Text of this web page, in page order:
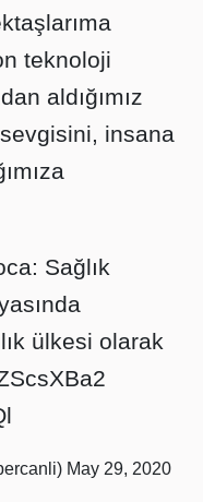
teknoloji
aldığımız
insana
Sağlık
ülkesi olarak
May 29, 2020